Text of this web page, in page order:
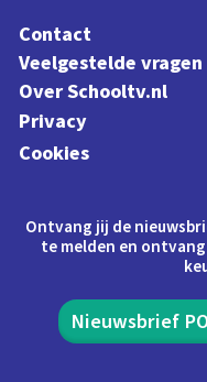
Contact
Veelgestelde vragen
Over Schooltv.nl
Privacy
Cookies
Ontvang jij de
te melden en
Nieuwsbrief